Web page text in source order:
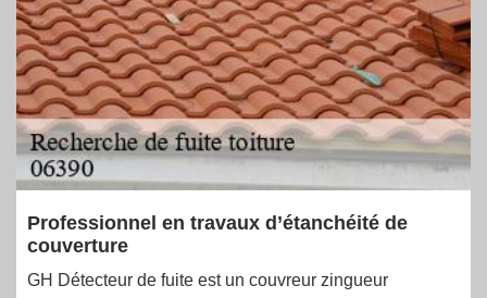
Professionnel en travaux d’étanchéité de
couverture
GH Détecteur de fuite est un couvreur zingueur